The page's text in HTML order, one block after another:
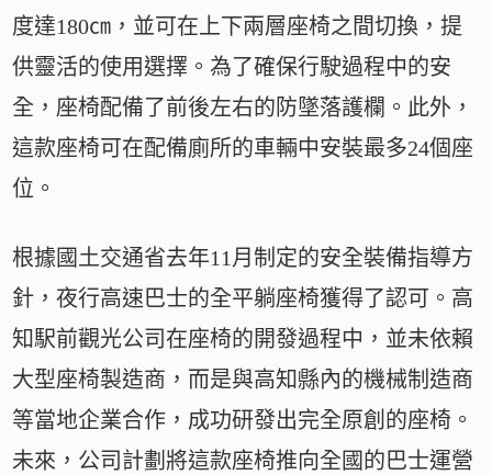
度達180㎝，並可在上下兩層座椅之間切換，提
供靈活的使用選擇。為了確保行駛過程中的安
全，座椅配備了前後左右的防墜落護欄。此外，
這款座椅可在配備廁所的車輛中安裝最多24個座
位。
根據國土交通省去年11月制定的安全裝備指導方
針，夜行高速巴士的全平躺座椅獲得了認可。高
知駅前觀光公司在座椅的開發過程中，並未依賴
大型座椅製造商，而是與高知縣內的機械制造商
等當地企業合作，成功研發出完全原創的座椅。
未來，公司計劃將這款座椅推向全國的巴士運營